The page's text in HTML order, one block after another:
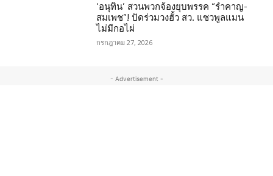
‘อนุทิน’ สวนพวกจ้องยุบพรรค “รำคาญ-
สมเพช”! ปัดร่วมวงฮั้ว สว. แซวพูลแมน
ไม่มีกอไผ่
กรกฎาคม 27, 2026
- Advertisement -